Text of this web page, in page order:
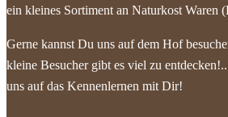
ein kleines Sortiment an Naturkost Waren
Gerne kannst Du uns auf dem Hof
kleine Besucher gibt es viel zu
uns auf das Kennenlernen mit Dir!